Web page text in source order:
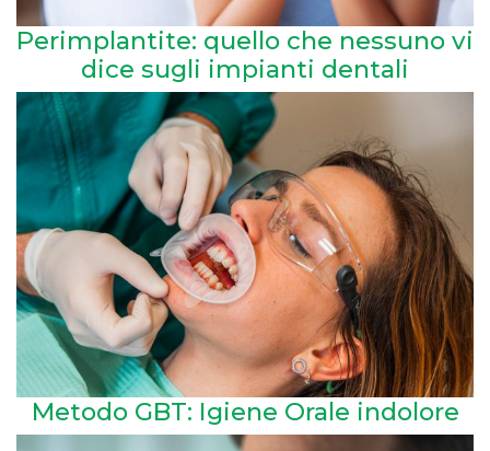
Perimplantite: quello che nessuno vi
dice sugli impianti dentali
Metodo GBT: Igiene Orale indolore